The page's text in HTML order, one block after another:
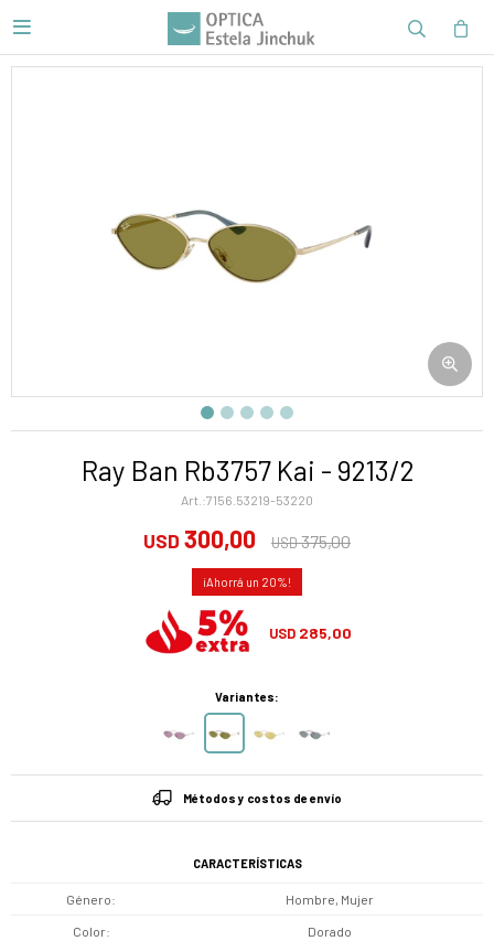

Ray Ban Rb3757 Kai - 9213/2
7156.53219-53220
USD 300,00 USD375,00
20
USD 285,00
Variantes:
Métodos y costos de envío
CARACTERÍSTICAS
Género Hombre, Mujer
Color Dorado